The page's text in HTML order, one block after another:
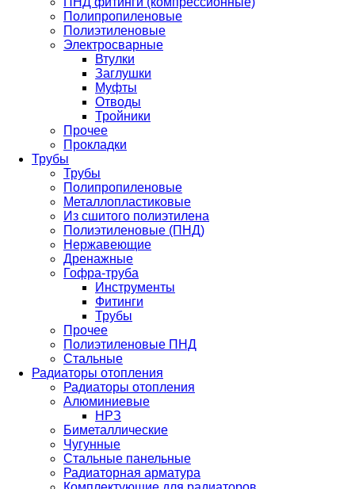
Полипропиленовые
Полиэтиленовые
Электросварные
Втулки
Заглушки
Муфты
Отводы
Тройники
Прочее
Прокладки
Трубы
Трубы
Полипропиленовые
Металлопластиковые
Из сшитого полиэтилена
Полиэтиленовые (ПНД)
Нержавеющие
Дренажные
Гофра-труба
Инструменты
Фитинги
Трубы
Прочее
Полиэтиленовые ПНД
Стальные
Радиаторы отопления
Радиаторы отопления
Алюминиевые
НРЗ
Биметаллические
Чугунные
Стальные панельные
Радиаторная арматура